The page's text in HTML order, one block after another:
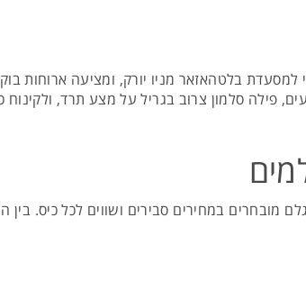
בלטהאזאר מניו יורק, ומציעה ארוחות
פילה סלמון צרוב בגריל על מצע תרד,
מובחרים במחירים סבירים ושווים לכל כיס.